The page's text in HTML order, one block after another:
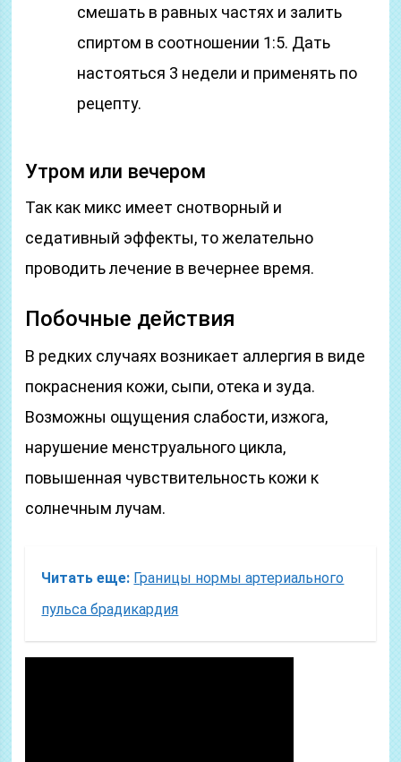
смешать в равных частях и залить
спиртом в соотношении 1:5. Дать
настояться 3 недели и применять по
рецепту.
Утром или вечером
Так как микс имеет снотворный и
седативный эффекты, то желательно
проводить лечение в вечернее время.
Побочные действия
В редких случаях возникает аллергия в виде
покраснения кожи, сыпи, отека и зуда.
Возможны ощущения слабости, изжога,
нарушение менструального цикла,
повышенная чувствительность кожи к
солнечным лучам.
Читать еще: Границы нормы артериального
пульса брадикардия